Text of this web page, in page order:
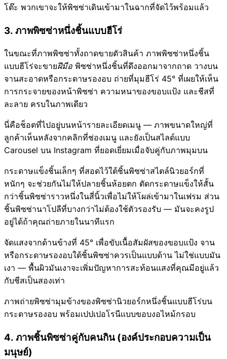
โต๊ะ พวกเขาจะให้พิซซ่าเดินเข้ามาในฉากที่จัดไว้พร้อมแล้ว
3. ภาพพิซซ่าหนึ่งชิ้นแบบฮีโร่
ในขณะที่ภาพพิซซ่าทั้งถาดขายตัวสินค้า ภาพพิซซ่าหนึ่งชิ้น
แบบฮีโร่จะขายฝีมือ พิซซ่าหนึ่งชิ้นที่ดึงออกมาจากถาด วางบน
จานสะอาดหรือกระดาษรองอบ ถ่ายที่มุมฮีโร่ 45° ที่เผยให้เห็น
การกระจายของหน้าพิซซ่า ความหนาของขอบแป้ง และชีสที่
ละลาย ครบในภาพเดียว
นี่คือช็อตที่ไปอยู่บนหน้ารายละเอียดเมนู — ภาพขนาดใหญ่ที่
ลูกค้าเห็นหลังจากคลิกที่ช่องเมนู และยังเป็นสไลด์แบบ
Carousel บน Instagram ที่ยอดเยี่ยมเมื่อจับคู่กับภาพมุมบน
กระดาษแข็งชิ้นเล็กๆ ที่สอดไว้ใต้ชิ้นพิซซ่าสไตล์นิวยอร์กที่
หนักๆ จะช่วยกันไม่ให้ปลายชิ้นห้อยตก ตัดกระดาษแข็งให้สั้น
กว่าชิ้นพิซซ่าราวหนึ่งในสี่นิ้วเพื่อไม่ให้โผล่เข้ามาในเฟรม ส่วน
ชิ้นพิซซ่านาโปลีที่บางกว่าไม่ต้องใช้ตัวรองรับ — มันจะคงรูป
อยู่ได้ถ้าคุณถ่ายภายในนาทีแรก
จัดแสงจากด้านข้างที่ 45° เพื่อขับเนื้อสัมผัสของขอบแป้ง จาน
หรือกระดาษรองอบใต้ชิ้นพิซซ่าควรเป็นแบบด้าน ไม่ใช่แบบมัน
เงา — พื้นผิวมันเงาจะเพิ่มปัญหาการสะท้อนแสงที่คุณมีอยู่แล้ว
กับชีสเป็นสองเท่า
ภาพถ่ายพิซซ่ามุมข้างของพิซซ่านิวยอร์กหนึ่งชิ้นแบบฮีโร่บน
กระดาษรองอบ พร้อมเปปเปอโรนีแบบขอบงอไหม้กรอบ
4. ภาพชิ้นพิซซ่าคู่กับคนกิน (องค์ประกอบความเป็น
มนุษย์)